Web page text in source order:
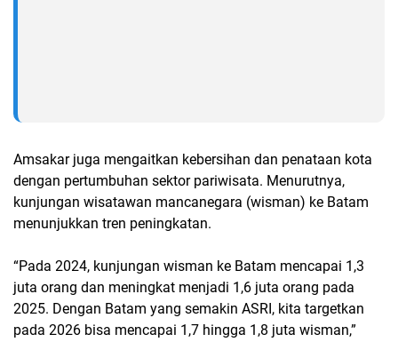
Amsakar juga mengaitkan kebersihan dan penataan kota
dengan pertumbuhan sektor pariwisata. Menurutnya,
kunjungan wisatawan mancanegara (wisman) ke Batam
menunjukkan tren peningkatan.
“Pada 2024, kunjungan wisman ke Batam mencapai 1,3
juta orang dan meningkat menjadi 1,6 juta orang pada
2025. Dengan Batam yang semakin ASRI, kita targetkan
pada 2026 bisa mencapai 1,7 hingga 1,8 juta wisman,”